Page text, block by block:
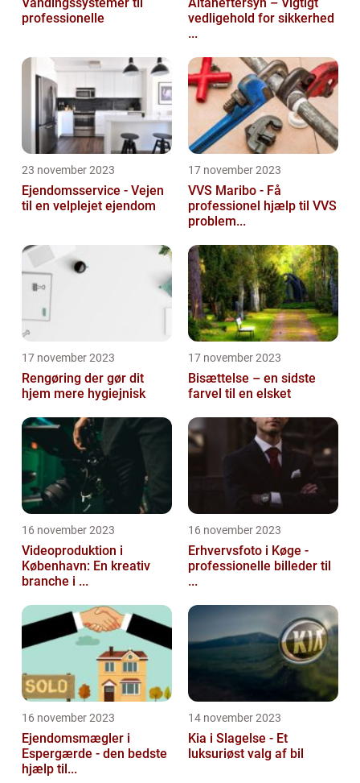
professionelle
vedligehold for sikkerhed
...
23 november 2023
Ejendomsservice - Vejen
til en velplejet ejendom
17 november 2023
VVS Maribo - Få
professionel hjælp til VVS
problem...
17 november 2023
Rengøring der gør dit
hjem mere hygiejnisk
17 november 2023
Bisættelse – en sidste
farvel til en elsket
16 november 2023
Videoproduktion i
København: En kreativ
branche i ...
16 november 2023
Erhvervsfoto i Køge -
professionelle billeder til
...
16 november 2023
Ejendomsmægler i
Espergærde - den bedste
hjælp til...
14 november 2023
Kia i Slagelse - Et
luksuriøst valg af bil